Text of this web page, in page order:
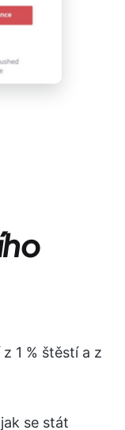
1 % štěstí a z
se stát